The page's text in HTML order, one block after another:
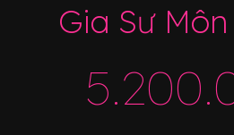
Gia Sư